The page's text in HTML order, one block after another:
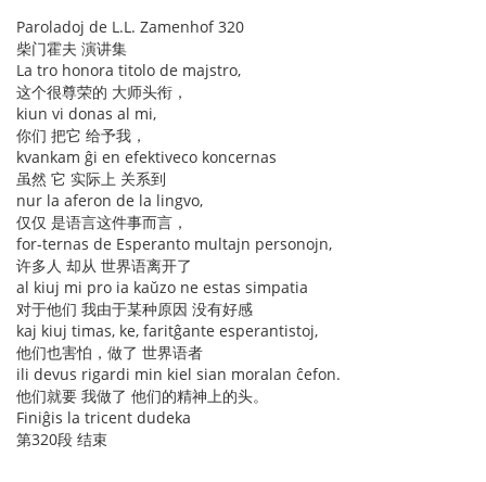
Paroladoj de L.L. Zamenhof 320
柴门霍夫 演讲集
La tro honora titolo de majstro,
这个很尊荣的 大师头衔，
kiun vi donas al mi,
你们 把它 给予我，
kvankam ĝi en efektiveco koncernas
虽然 它 实际上 关系到
nur la aferon de la lingvo,
仅仅 是语言这件事而言，
for-ternas de Esperanto multajn personojn,
许多人 却从 世界语离开了
al kiuj mi pro ia kaŭzo ne estas simpatia
对于他们 我由于某种原因 没有好感
kaj kiuj timas, ke, faritĝante esperantistoj,
他们也害怕，做了 世界语者
ili devus rigardi min kiel sian moralan ĉefon.
他们就要 我做了 他们的精神上的头。
Finiĝis la tricent dudeka
第320段 结束